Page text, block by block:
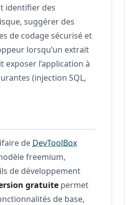
identifier des
suggérer des
de codage sécurisé et
lorsqu’un extrait
exposer l’application à
(injection SQL,
de DevToolBox
freemium,
de développement
gratuite permet
de base,